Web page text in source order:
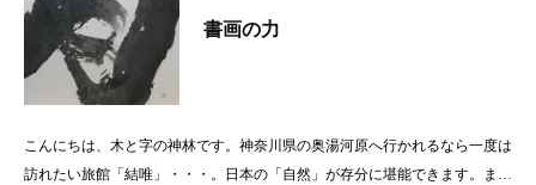
書画の力
こんにちは、木と字の神林です。神奈川県の奥湯河原へ行かれるなら一度は
訪れたい旅館「結唯」・・・。日本の「自然」が存分に堪能できます。ま